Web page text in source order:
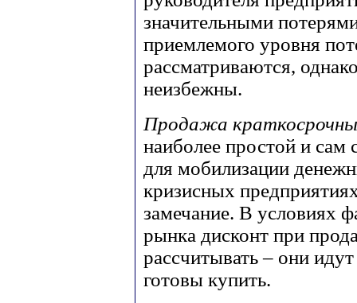
значительными
приемлемого уровня
рассматриваются,
неизбежны.
Продажа
наиболее простой и
для мобилизации
кризисных
замечание. В условиях
рынка дисконт при
рассчитывать – они
готовы купить.